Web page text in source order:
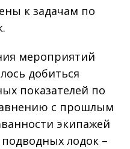
к задачам по
мероприятий
добиться
показателей по
с прошлым
экипажей
лодок –